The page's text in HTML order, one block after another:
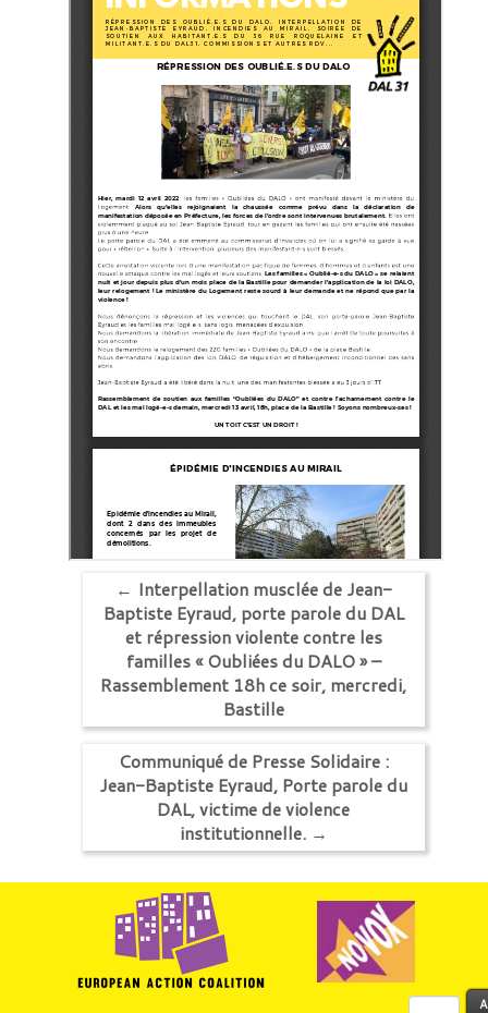
← Interpellation musclée de Jean-
Baptiste Eyraud, porte parole du DAL
et répression violente contre les
familles « Oubliées du DALO » –
Rassemblement 18h ce soir, mercredi,
Bastille
Communiqué de Presse Solidaire :
Jean-Baptiste Eyraud, Porte parole du
DAL, victime de violence
institutionnelle. →
Rechercher :